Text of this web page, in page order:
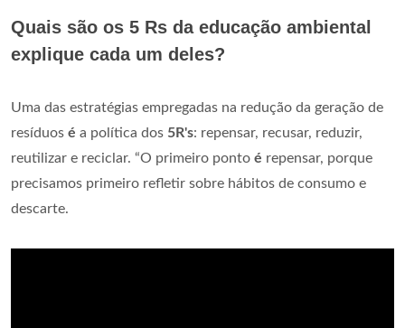
Quais são os 5 Rs da educação ambiental
explique cada um deles?
Uma das estratégias empregadas na redução da geração de
resíduos é a política dos 5R's: repensar, recusar, reduzir,
reutilizar e reciclar. “O primeiro ponto é repensar, porque
precisamos primeiro refletir sobre hábitos de consumo e
descarte.